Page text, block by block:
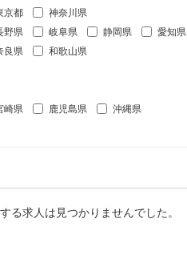
京都
神奈川県
野県 岐阜県 静岡県
愛知県
良県
和歌山県
崎県 鹿児島県
沖縄県
る求人は見つかりませんでした。